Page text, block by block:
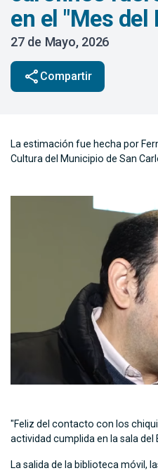
en el "Mes del
27 de Mayo, 2026
share Compartir
La estimación fue hecha por
Cultura del Municipio de San
"Feliz del contacto con los
actividad cumplida en la sala del
La salida de la biblioteca móvil,